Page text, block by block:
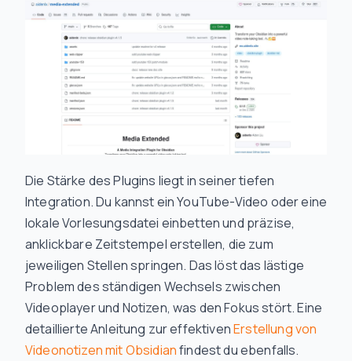
Die Stärke des Plugins liegt in seiner tiefen
Integration. Du kannst ein YouTube-Video oder eine
lokale Vorlesungsdatei einbetten und präzise,
anklickbare Zeitstempel erstellen, die zum
jeweiligen Stellen springen. Das löst das lästige
Problem des ständigen Wechsels zwischen
Videoplayer und Notizen, was den Fokus stört. Eine
detaillierte Anleitung zur effektivenErstellung von
Videonotizen mit Obsidianfindest du ebenfalls.